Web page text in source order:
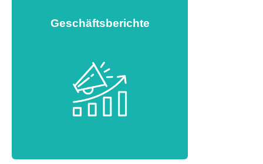
Geschäftsberichte